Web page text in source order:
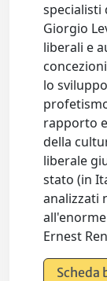
specialisti
Giorgio
liberali e
lo
rapporto
della
liberale
stato (in
analizzati
Ernest
Scheda